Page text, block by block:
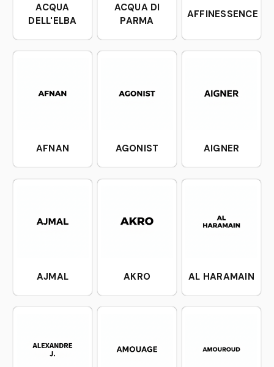
ACQUA
DELL'ELBA
ACQUA DI
PARMA
AFFINESSENCE
AFNAN AGONIST AIGNER
AJMAL AKRO AL HARAMAIN